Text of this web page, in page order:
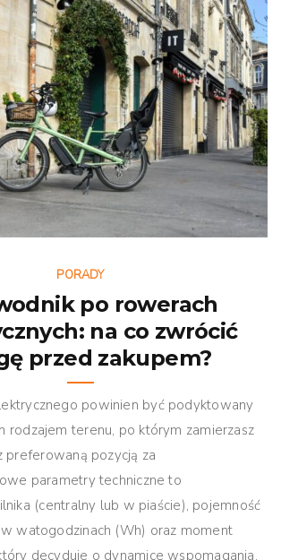
PORADY
po rowerach
na co zwrócić
przed zakupem?
powinien być podyktowany
rodzajem terenu, po którym zamierzasz
preferowaną pozycją za
parametry techniczne to
(centralny lub w piaście), pojemność
watogodzinach (Wh) oraz moment
decyduje o dynamice wspomagania.